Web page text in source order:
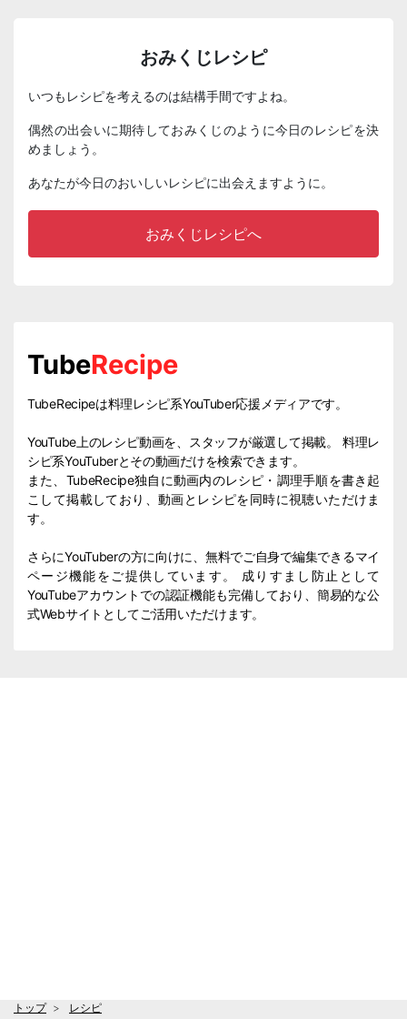
おみくじレシピ
いつもレシピを考えるのは結構手間ですよね。
偶然の出会いに期待しておみくじのように今日のレシピを決
めましょう。
あなたが今日のおいしいレシピに出会えますように。
おみくじレシピへ
TubeRecipe
TubeRecipeは料理レシピ系YouTuber応援メディアです。
YouTube上のレシピ動画を、スタッフが厳選して掲載。 料理レ
シピ系YouTuberとその動画だけを検索できます。
また、TubeRecipe独自に動画内のレシピ・調理手順を書き起
こして掲載しており、動画とレシピを同時に視聴いただけま
す。
さらにYouTuberの方に向けに、無料でご自身で編集できるマイ
ページ機能をご提供しています。 成りすまし防止として
YouTubeアカウントでの認証機能も完備しており、簡易的な公
式Webサイトとしてご活用いただけます。
トップ レシピ